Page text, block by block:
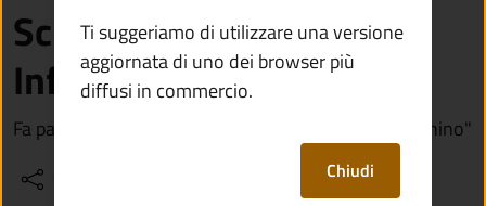
Scuola primaria di Berzo
Inferiore
Fa parte dell'Istituto Comprensivo "Girolamo Romanino"
Ti suggeriamo di utilizzare una versione
aggiornata di uno dei browser più
diffusi in commercio.
Chiudi